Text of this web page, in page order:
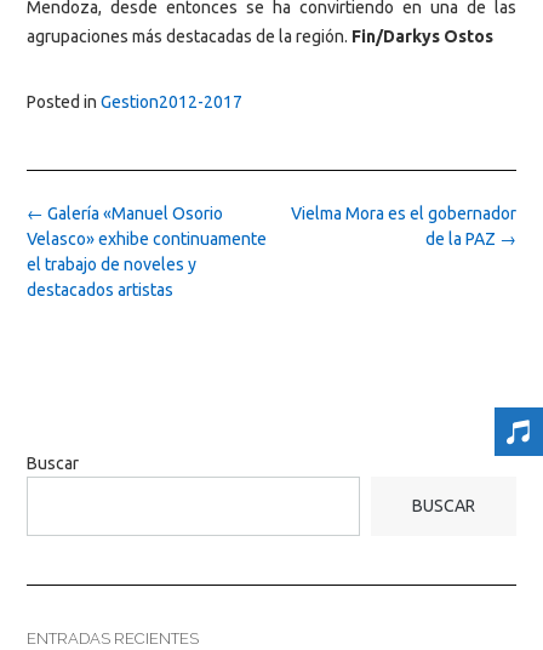
Mendoza, desde entonces se ha convirtiendo en una de las
agrupaciones más destacadas de la región. Fin/Darkys Ostos
Posted in Gestion2012-2017
Post
navigation
Vielma Mora es el gobernador
de la PAZ →
← Galería «Manuel Osorio
Velasco» exhibe continuamente
el trabajo de noveles y
destacados artistas
Buscar
BUSCAR
ENTRADAS RECIENTES